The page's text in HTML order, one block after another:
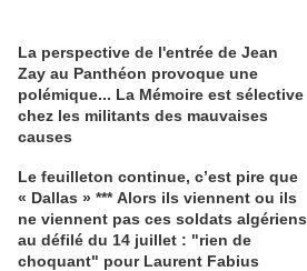
La perspective de l'entrée de Jean
Zay au Panthéon provoque une
polémique... La Mémoire est sélective
chez les militants des mauvaises
causes
Le feuilleton continue, c’est pire que
« Dallas » *** Alors ils viennent ou ils
ne viennent pas ces soldats algériens
au défilé du 14 juillet : "rien de
choquant" pour Laurent Fabius